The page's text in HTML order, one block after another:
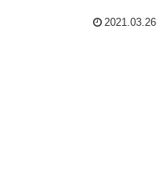
2021.03.26